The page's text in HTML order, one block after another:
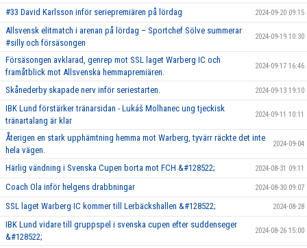
#33 David Karlsson inför seriepremiären på lördag 2024-09-20 09:15
Allsvensk elitmatch i arenan på lördag – Sportchef Sölve summerar
#silly och försäsongen
2024-09-19 10:30
Försäsongen avklarad, genrep mot SSL laget Warberg IC och
framåtblick mot Allsvenska hemmapremiären.
2024-09-17 16:46
Skånederby skapade nerv inför seriestarten. 2024-09-13 19:10
IBK Lund förstärker tränarsidan - Lukáš Molhanec ung tjeckisk
tränartalang är klar
2024-09-11 10:11
Återigen en stark upphämtning hemma mot Warberg, tyvärr räckte det inte
hela vägen.
2024-09-04
Härlig vändning i Svenska Cupen borta mot FCH &#128522; 2024-08-31 09:11
Coach Ola inför helgens drabbningar 2024-08-30 09:07
SSL laget Warberg IC kommer till Lerbäckshallen &#128522; 2024-08-28
IBK Lund vidare till gruppspel i svenska cupen efter suddenseger
&#128522;
2024-08-26 15:00